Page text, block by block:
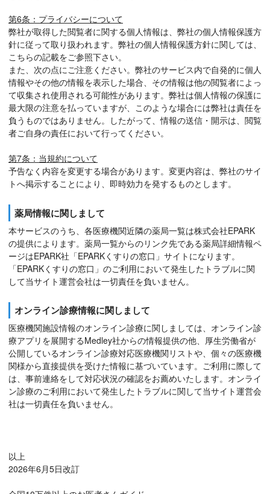
第6条：プライバシーについて
弊社が取得した閲覧者に関する個人情報は、弊社の個人情報保護方
針に従って取り扱われます。弊社の個人情報保護方針に関しては、
こちらの記載をご参照下さい。
また、次の点にご注意ください。弊社のサービス内で自発的に個人
情報やその他の情報を表示した場合、その情報は他の閲覧者によっ
て収集され使用される可能性があります。弊社は個人情報の保護に
最大限の注意を払っていますが、このような場合には弊社は責任を
負うものではありません。したがって、情報の送信・開示は、閲覧
者ご自身の責任において行ってください。
第7条：当規約について
予告なく内容を変更する場合があります。変更内容は、弊社のサイ
トへ掲示することにより、即時効力を発するものとします。
薬局情報に関しまして
本サービスのうち、各医療機関近隣の薬局一覧は株式会社EPARK
の提供によります。薬局一覧からのリンク先である薬局詳細情報ペ
ージはEPARK社「EPARKくすりの窓口」サイトになります。
「EPARKくすりの窓口」のご利用において発生したトラブルに関
して当サイト運営会社は一切責任を負いません。
オンライン診療情報に関しまして
医療機関施設情報のオンライン診療に関しましては、オンライン診
療アプリを展開するMedley社からの情報提供の他、厚生労働省が
公開しているオンライン診療対応医療機関リストや、個々の医療機
関様から直接提供を受けた情報に基づいています。ご利用に際して
は、事前連絡をして対応状況の確認をお薦めいたします。オンライ
ン診療のご利用において発生したトラブルに関して当サイト運営会
社は一切責任を負いません。
以上
2026年6月5日改訂